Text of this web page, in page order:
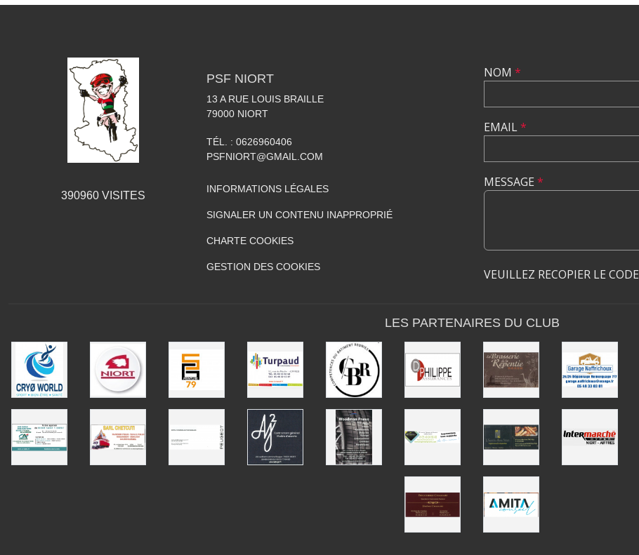
390960 VISITES
PSF NIORT
13 A RUE LOUIS BRAILLE
79000 NIORT
TÉL. : 0626960406
PSFNIORT@GMAIL.COM
INFORMATIONS LÉGALES
SIGNALER UN CONTENU INAPPROPRIÉ
CHARTE COOKIES
GESTION DES COOKIES
NOM *
EMAIL*
MESSAGE *
VEUILLEZ RECOPIER LE CODE
LES PARTENAIRES DU CLUB